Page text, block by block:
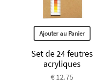
Ajouter au Panier
Set de 24 feutres
acryliques
€ 12.75